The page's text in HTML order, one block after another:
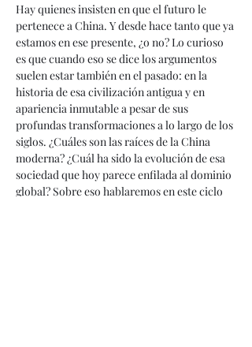
Hay quienes insisten en que el futuro le
pertenece a China. Y desde hace tanto que ya
estamos en ese presente, ¿o no? Lo curioso
es que cuando eso se dice los argumentos
suelen estar también en el pasado: en la
historia de esa civilización antigua y en
apariencia inmutable a pesar de sus
profundas transformaciones a lo largo de los
siglos. ¿Cuáles son las raíces de la China
moderna? ¿Cuál ha sido la evolución de esa
sociedad que hoy parece enfilada al dominio
global? Sobre eso hablaremos en este ciclo